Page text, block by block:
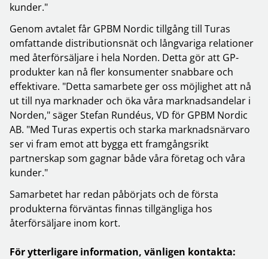
kunder."
Genom avtalet får GPBM Nordic tillgång till Turas
omfattande distributionsnät och långvariga relationer
med återförsäljare i hela Norden. Detta gör att GP-
produkter kan nå fler konsumenter snabbare och
effektivare. "Detta samarbete ger oss möjlighet att nå
ut till nya marknader och öka våra marknadsandelar i
Norden," säger Stefan Rundéus, VD för GPBM Nordic
AB. "Med Turas expertis och starka marknadsnärvaro
ser vi fram emot att bygga ett framgångsrikt
partnerskap som gagnar både våra företag och våra
kunder."
Samarbetet har redan påbörjats och de första
produkterna förväntas finnas tillgängliga hos
återförsäljare inom kort.
För ytterligare information, vänligen kontakta: